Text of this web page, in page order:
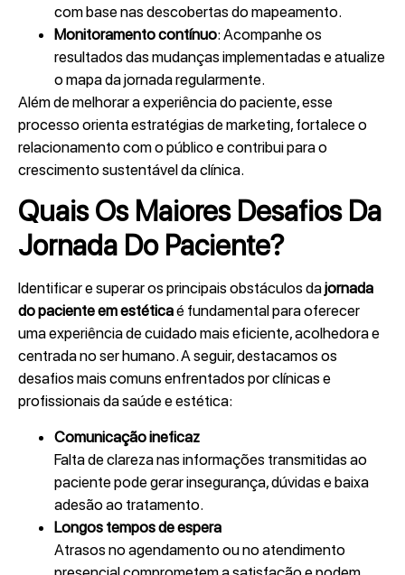
com base nas descobertas do mapeamento.
Monitoramento contínuo: Acompanhe os
resultados das mudanças implementadas e atualize
o mapa da jornada regularmente.
Além de melhorar a experiência do paciente, esse
processo orienta estratégias de marketing, fortalece o
relacionamento com o público e contribui para o
crescimento sustentável da clínica.
Quais Os Maiores Desafios Da
Jornada Do Paciente?
Identificar e superar os principais obstáculos dajornada
do paciente em estéticaé fundamental para oferecer
uma experiência de cuidado mais eficiente, acolhedora e
centrada no ser humano. A seguir, destacamos os
desafios mais comuns enfrentados por clínicas e
profissionais da saúde e estética:
Comunicação ineficaz
Falta de clareza nas informações transmitidas ao
paciente pode gerar insegurança, dúvidas e baixa
adesão ao tratamento.
Longos tempos de espera
Atrasos no agendamento ou no atendimento